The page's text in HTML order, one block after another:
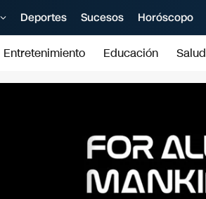
Deportes Sucesos Horóscopo
Entretenimiento Educación Salud